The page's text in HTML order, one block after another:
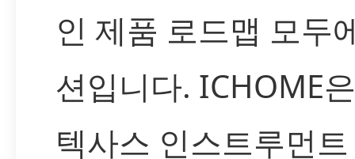
인 제품 로드맵 모두
션입니다. ICHOME
텍사스 인스트루먼트